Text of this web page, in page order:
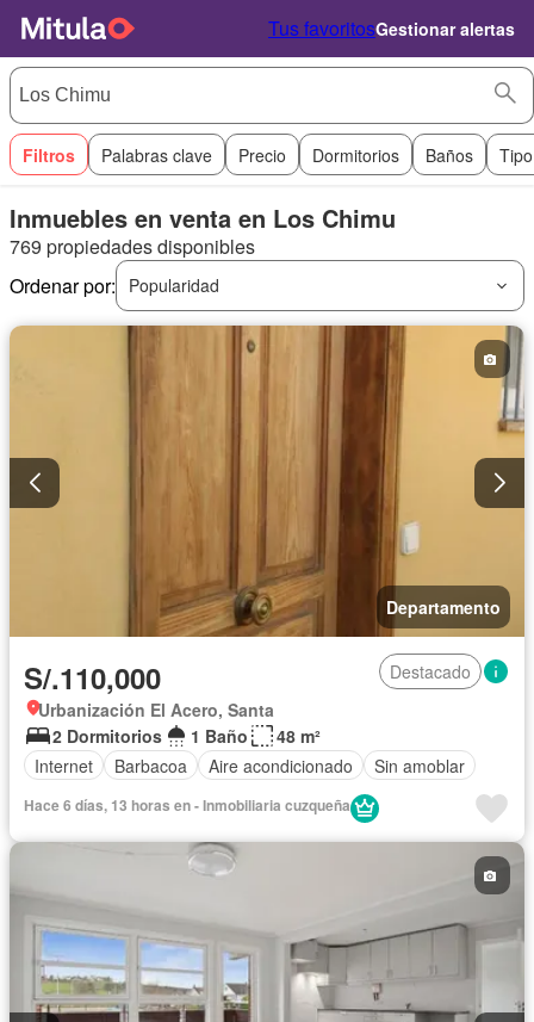
Tus favoritosGestionar alertas
Filtros Palabras clave Precio Dormitorios Baños
Inmuebles en venta en Los Chimu
769 propiedades disponibles
Ordenar por:
Popularidad
Departamento
S/.110,000
Destacado
Urbanización El Acero, Santa
2 Dormitorios
1 Baño
48 m²
Internet
Barbacoa Aire acondicionado Sin amoblar
Hace 6 días, 13 horas en - Inmobiliaria cuzqueña